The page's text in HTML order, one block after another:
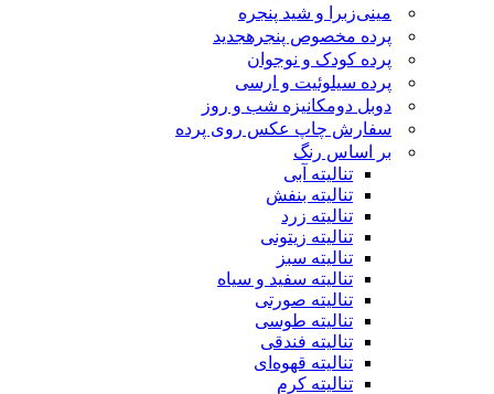
مینی‌زبرا و شید پنجره
پرده مخصوص پنجره جدید
پرده کودک و نوجوان
پرده سیلوئیت و ارسی
دوبل دومکانیزه شب و روز
سفارش چاپ عکس روی پرده
بر اساس رنگ
تنالیته آبی
تنالیته بنفش
تنالیته زرد
تنالیته زیتونی
تنالیته سبز
تنالیته سفید و سیاه
تنالیته صورتی
تنالیته طوسی
تنالیته فندقی
تنالیته قهوه‌ای
تنالیته کرم